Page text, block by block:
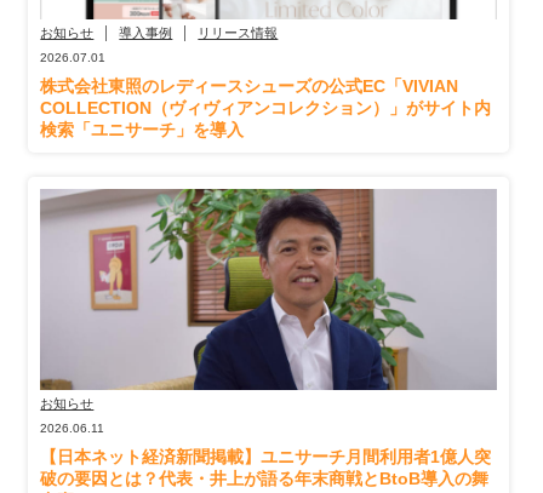
お知らせ 導入事例 リリース情報
2026.07.01
株式会社東照のレディースシューズの公式EC「VIVIAN
COLLECTION（ヴィヴィアンコレクション）」がサイト内
検索「ユニサーチ」を導入
お知らせ
2026.06.11
【日本ネット経済新聞掲載】ユニサーチ月間利用者1億人突
破の要因とは？代表・井上が語る年末商戦とBtoB導入の舞